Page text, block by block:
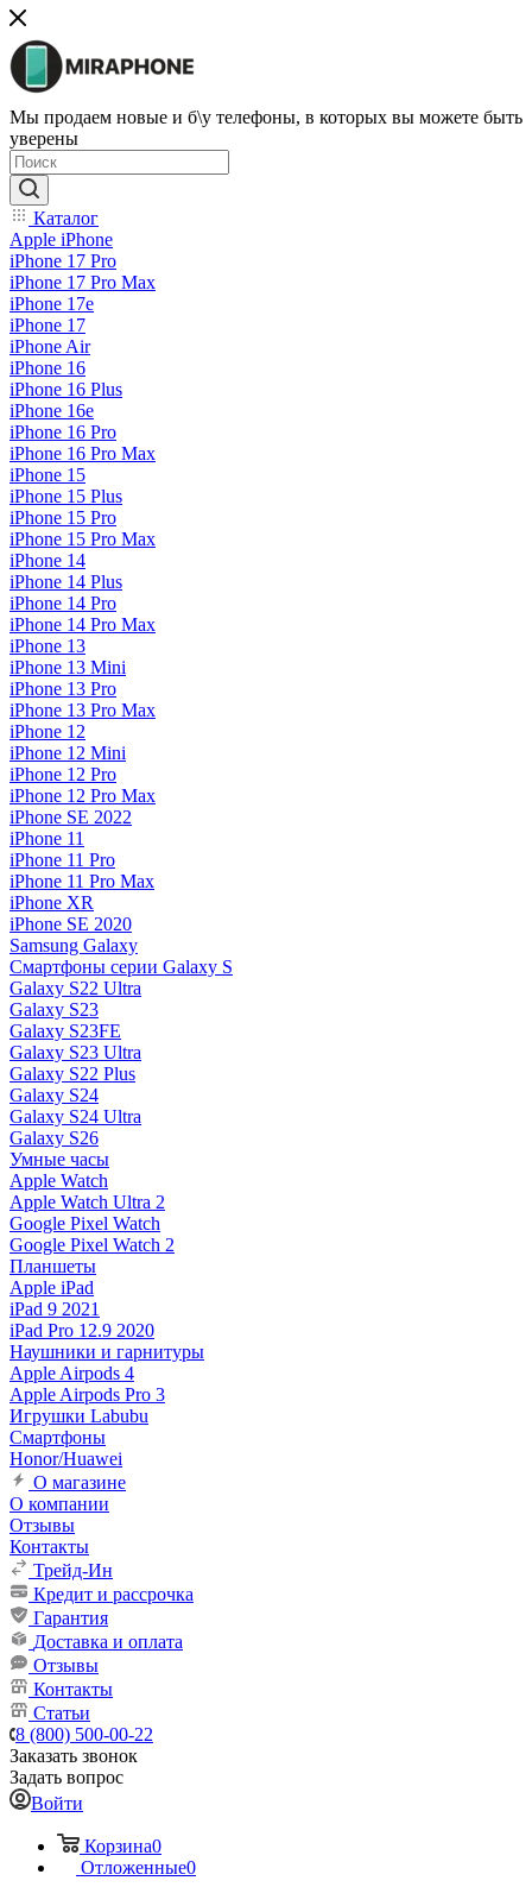
Мы продаем новые и б\у телефоны, в которых вы можете быть
уверены
Каталог
Apple iPhone
iPhone 17 Pro
iPhone 17 Pro Max
iPhone 17e
iPhone 17
iPhone Air
iPhone 16
iPhone 16 Plus
iPhone 16e
iPhone 16 Pro
iPhone 16 Pro Max
iPhone 15
iPhone 15 Plus
iPhone 15 Pro
iPhone 15 Pro Max
iPhone 14
iPhone 14 Plus
iPhone 14 Pro
iPhone 14 Pro Max
iPhone 13
iPhone 13 Mini
iPhone 13 Pro
iPhone 13 Pro Max
iPhone 12
iPhone 12 Mini
iPhone 12 Pro
iPhone 12 Pro Max
iPhone SE 2022
iPhone 11
iPhone 11 Pro
iPhone 11 Pro Max
iPhone XR
iPhone SE 2020
Samsung Galaxy
Смартфоны серии Galaxy S
Galaxy S22 Ultra
Galaxy S23
Galaxy S23FE
Galaxy S23 Ultra
Galaxy S22 Plus
Galaxy S24
Galaxy S24 Ultra
Galaxy S26
Умные часы
Apple Watch
Apple Watch Ultra 2
Google Pixel Watch
Google Pixel Watch 2
Планшеты
Apple iPad
iPad 9 2021
iPad Pro 12.9 2020
Наушники и гарнитуры
Apple Airpods 4
Apple Airpods Pro 3
Игрушки Labubu
Смартфоны
Honor/Huawei
О магазине
О компании
Отзывы
Контакты
Трейд-Ин
Кредит и рассрочка
Гарантия
Доставка и оплата
Отзывы
Контакты
Статьи
8 (800) 500-00-22
Заказать звонок
Задать вопрос
Войти
Корзина0
Отложенные0